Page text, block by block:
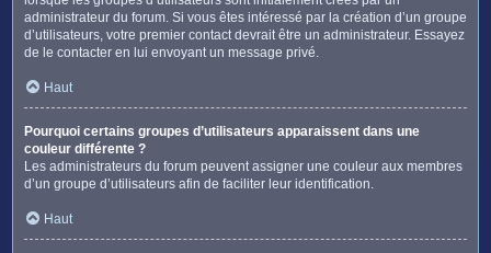
administrateur du forum. Si vous êtes intéressé par la création d’un groupe
d’utilisateurs, votre premier contact devrait être un administrateur. Essayez
de le contacter en lui envoyant un message privé.
Haut
Pourquoi certains groupes d’utilisateurs apparaissent dans une
couleur différente ?
Les administrateurs du forum peuvent assigner une couleur aux membres
d’un groupe d’utilisateurs afin de faciliter leur identification.
Haut